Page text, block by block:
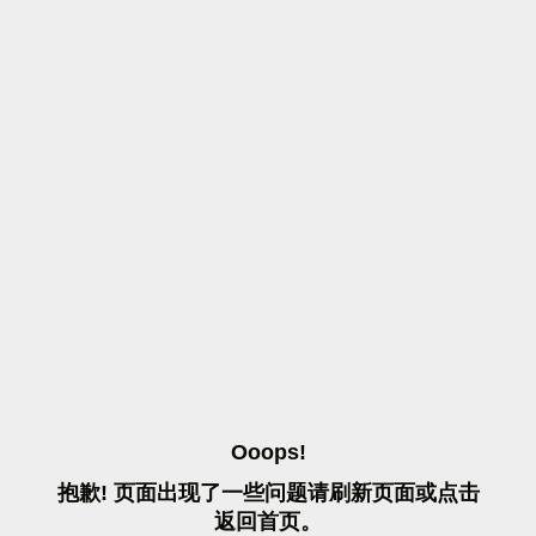
OOOPS!
抱歉! 页面出现了一些问题请刷 新页面或点击
返 回首页。